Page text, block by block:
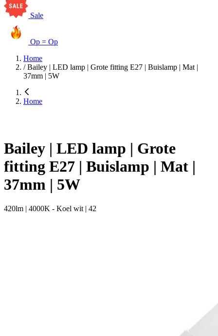
Sale
Op = Op
Home
/ Bailey | LED lamp | Grote fitting E27 | Buislamp | Mat |
37mm | 5W
Home
Bailey | LED lamp | Grote
fitting E27 | Buislamp | Mat |
37mm | 5W
420lm | 4000K - Koel wit | 42